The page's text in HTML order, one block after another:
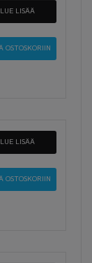
LUE LISÄÄ
LUE LISÄÄ